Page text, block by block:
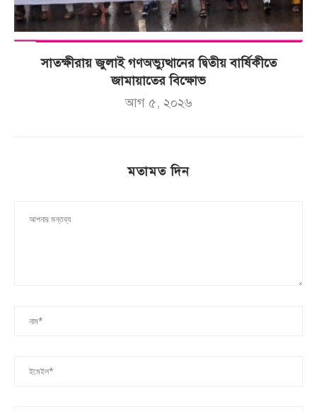
সাতক্ষীরায় জুলাই গণঅভ্যুত্থানের দ্বিতীয় বার্ষিকীতে
জামায়াতের বিক্ষোভ
আগ ৫, ২০২৬
মতামত দিন